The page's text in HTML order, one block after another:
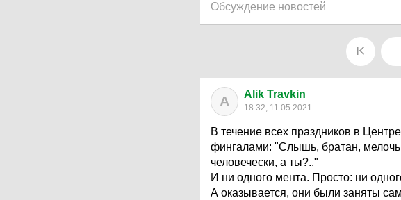
Обсуждение новостей
A Alik Travkin
18:32, 11.05.2021
В течение всех праздников в
фингалами: "Слышь, братан,
человечески, а ты?.."
И ни одного мента. Просто: ни
А оказывается, они были заняты